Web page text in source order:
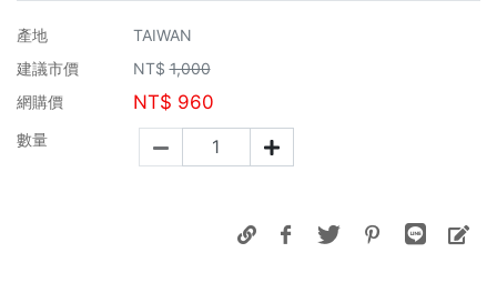
產地
TAIWAN
建議市價
NT$ 1,000
網購價
NT$ 960
數量